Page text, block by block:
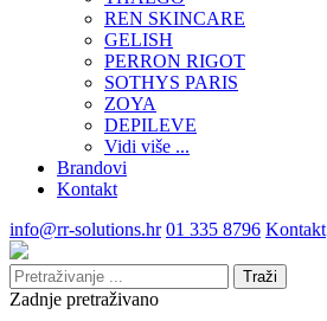
REN SKINCARE
GELISH
PERRON RIGOT
SOTHYS PARIS
ZOYA
DEPILEVE
Vidi više ...
Brandovi
Kontakt
info@rr-solutions.hr 01 335 8796 Kontakt
Traži
Zadnje pretraživano